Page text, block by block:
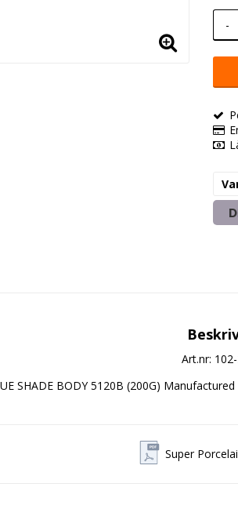
-
Art.nr:
SHADE BODY 5120B (200G)
Super